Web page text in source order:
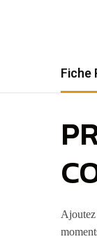
Fiche
Ajoutez